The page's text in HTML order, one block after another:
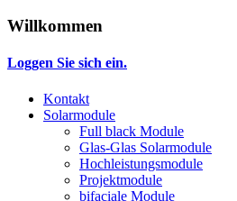
Willkommen
Loggen Sie sich ein.
Kontakt
Solarmodule
Full black Module
Glas-Glas Solarmodule
Hochleistungsmodule
Projektmodule
bifaciale Module